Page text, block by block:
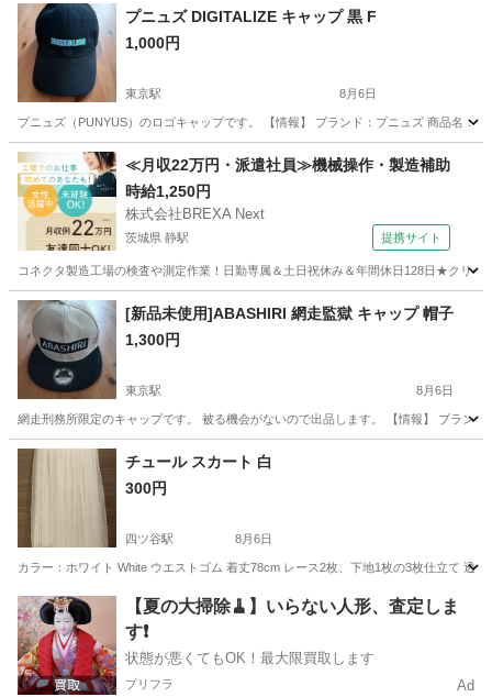
プニュズ DIGITALIZE キャップ 黒 F
1,000円
東京駅 8月6日
プニュズ（PUNYUS）のロゴキャップです。 【情報】 ブランド：プニュズ 商品名：
東京 渋谷区 東京駅 小物
≪月収22万円・派遣社員≫機械操作・製造補助
時給1,250円
株式会社BREXA Next
茨城県 静駅 提携サイト
コネクタ製造工場の検査や測定作業！日勤専属＆土日祝休み＆年間休日128日★クリ
茨城 常陸大宮市 静駅
[新品未使用]ABASHIRI 網走監獄 キャップ 帽子
1,300円
東京駅 8月6日
網走刑務所限定のキャップです。 被る機会がないので出品します。 【情報】 ブラン
東京 渋谷区 小物
チュール スカート 白
300円
四ツ谷駅 8月6日
カラー：ホワイト White ウエストゴム 着丈78cm レース2枚、下地1枚の3枚仕立て 透
東京 新宿区 四ツ谷駅 スカート White
【夏の大掃除🧹】いらない人形、査定しま
す❗️
状態が悪くてもOK！最大限買取します
プリフラ Ad